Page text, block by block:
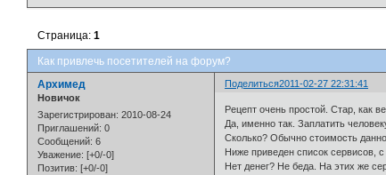
Как привлечь посетителей на форум?
Страница:1
Поделиться2011-02-27 22:31:41
Архимед
Новичок
Зарегистрирован: 2010-08-24
Приглашений: 0
Сообщений: 6
Уважение: [+0/-0]
Позитив: [+0/-0]
Рецепт очень простой. Стар, как
Да, именно так. Заплатить
Сколько? Обычно стоимость
Ниже приведен список сервисов,
Нет денег? Не беда. На этих же